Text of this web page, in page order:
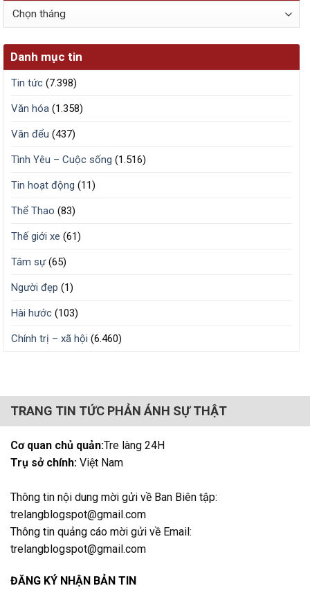
Lưu
Danh mục tin
Tin tức (7.398)
Văn hóa (1.358)
Văn đểu (437)
Tình Yêu – Cuộc sống (1.516)
Tin hoạt động (11)
Thể Thao (83)
Thế giới xe (61)
Tâm sự(65)
Người đẹp (1)
Hài hước (103)
Chính trị – xã hội (6.460)
TRANG TIN TỨC PHẢN ÁNH SỰ THẬT
Cơ quan chủ quản:Tre làng 24H
Trụ sở chính: Việt Nam
Thông tin nội dung mời gửi về Ban Biên tập:
trelangblogspot@gmail.com
Thông tin quảng cáo mời gửi về Email:
trelangblogspot@gmail.com
ĐĂNG KÝ NHẬN BẢN TIN